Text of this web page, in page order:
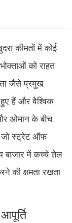
कीमतों में कोई
को राहत
जैसे प्रमुख
हैं और वैश्विक
ओमान के बीच
जो स्ट्रेट ऑफ
बाजार में कच्चे तेल
की क्षमता रखता